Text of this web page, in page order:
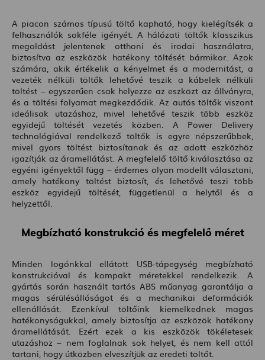
A piacon számos típusú töltő kapható, hogy kielégítsék a
felhasználók sokféle igényét. A hálózati töltők klasszikus
megoldást jelentenek otthoni és irodai használatra,
biztosítva az eszközök hatékony töltését bármikor. Azok
számára, akik értékelik a kényelmet és a modernitást, a
vezeték nélküli töltők lehetővé teszik a kábelek nélküli
töltést – egyszerűen csak helyezze az eszközt az állványra,
és a töltési folyamat megkezdődik. Az autós töltők viszont
ideálisak utazáshoz, mivel lehetővé teszik több eszköz
egyidejű töltését vezetés közben. A Power Delivery
technológiával rendelkező töltők is egyre népszerűbbek,
mivel gyors töltést biztosítanak és az adott eszközhöz
igazítják az áramellátást. A megfelelő töltő kiválasztása az
egyéni igényektől függ – érdemes olyan modellt választani,
amely hatékony töltést biztosít, és lehetővé teszi több
eszköz egyidejű töltését, függetlenül a helytől és a
helyzettől.
Megbízható konstrukció és megfelelő méret
Minden logónkkal ellátott USB-tápegység megbízható
konstrukcióval és kompakt méretekkel rendelkezik. A
gyártás során használt tartós ABS műanyag garantálja a
magas sérülésállóságot és a mechanikai deformációk
ellenállását. Ezenkívül töltőink kiemelkednek magas
hatékonyságukkal, amely biztosítja az eszközök hatékony
áramellátását. Ezért ezek a kis eszközök tökéletesek
utazáshoz – nem foglalnak sok helyet, és nem kell attól
tartani, hogy útközben elveszítjük az eredeti töltőt.